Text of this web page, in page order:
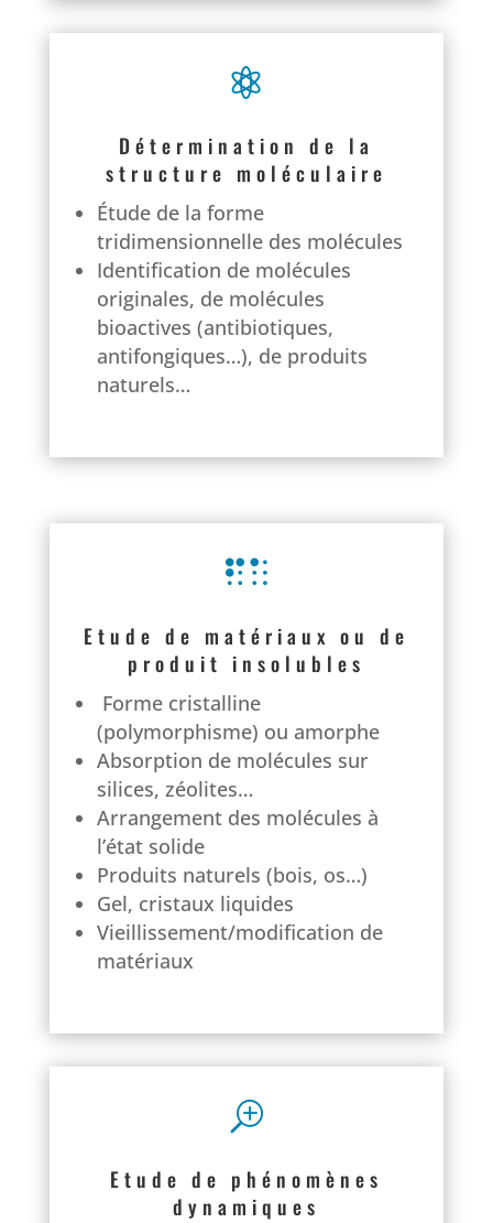

Détermination de la
structure moléculaire
Étude de la forme
tridimensionnelle des molécules
Identification de molécules
originales, de molécules
bioactives (antibiotiques,
antifongiques…), de produits
naturels…

Etude de matériaux ou de
produit insolubles
Forme cristalline
(polymorphisme) ou amorphe
Absorption de molécules sur
silices, zéolites…
Arrangement des molécules à
l’état solide
Produits naturels (bois, os…)
Gel, cristaux liquides
Vieillissement/modification de
matériaux
T
Etude de phénomènes
dynamiques